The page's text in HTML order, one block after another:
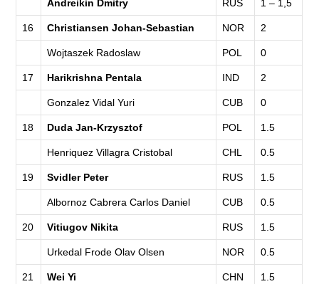
Andreikin Dmitry RUS 1 – 1,5
16 Christiansen Johan-Sebastian NOR 2
Wojtaszek Radoslaw POL 0
17 Harikrishna Pentala IND 2
Gonzalez Vidal Yuri CUB 0
18 Duda Jan-Krzysztof POL 1.5
Henriquez Villagra Cristobal CHL 0.5
19 Svidler Peter RUS 1.5
Albornoz Cabrera Carlos Daniel CUB 0.5
20 Vitiugov Nikita RUS 1.5
Urkedal Frode Olav Olsen NOR 0.5
21 Wei Yi CHN 1.5